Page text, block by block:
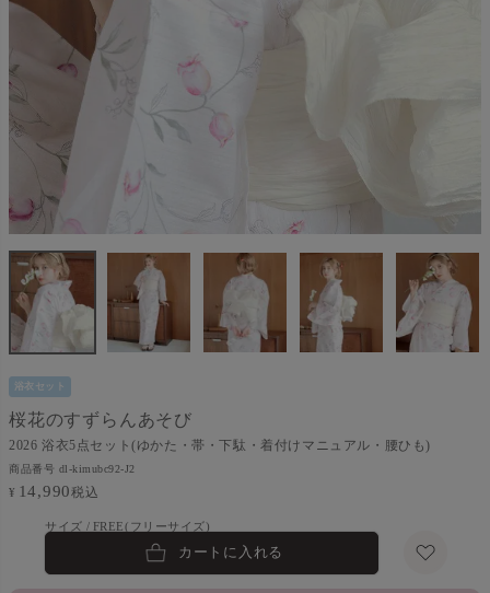
浴衣セット
2026 浴衣5点セット(ゆかた・帯・下駄・着付けマニュアル・腰ひも)
桜花のすずらんあそび
商品番号 dl-kimubc92-J2
¥ 14,990税込
FREE(フリーサイズ)
カートに入れる